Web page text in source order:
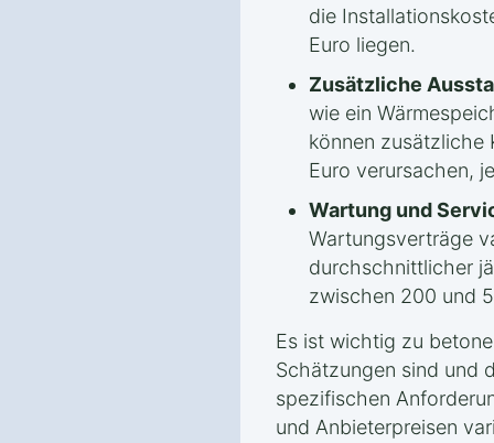
die
Euro liegen.
Zusätzliche
wie ein
können zusätzliche
Euro verursachen,
Wartung und
Wartungsverträge
durchschnittlicher
zwischen 200 und
Es ist wichtig zu
Schätzungen sind und
spezifischen
und Anbieterpreisen